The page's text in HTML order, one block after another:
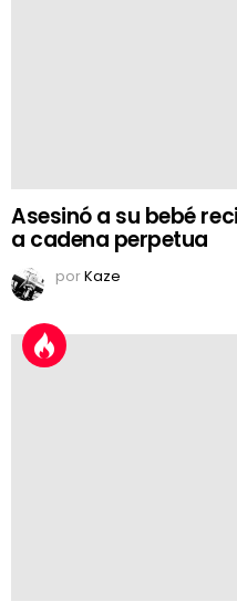
Asesinó a su bebé
a cadena perpetua
porKaze